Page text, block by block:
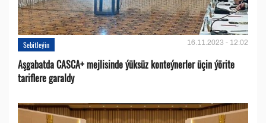
Sebitleýin 16.11.2023 - 12:02
Aşgabatda CASCA+ mejlisinde ýüksüz konteýnerler üçin ýörite
tariflere garaldy